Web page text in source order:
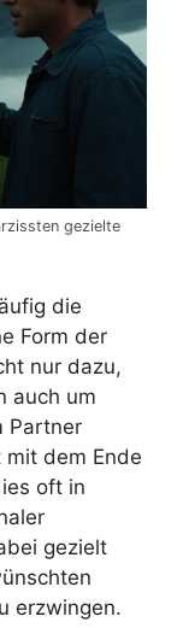
gezielte
die
Form der
nur dazu,
auch um
Partner
mit dem Ende
oft in
gezielt
erzwingen.